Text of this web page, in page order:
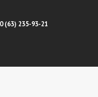
(63) 235-93-21